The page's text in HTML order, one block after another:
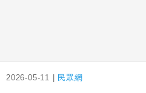
2026-05-11 | 民眾網